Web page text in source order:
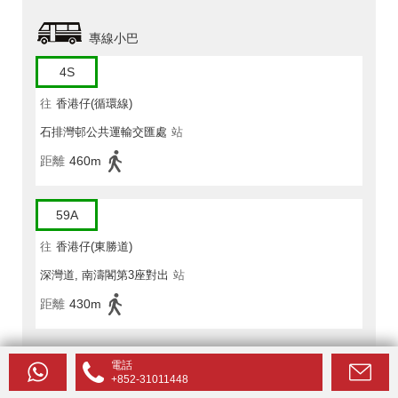
專線小巴
4S
往 香港仔(循環線)
石排灣邨公共運輸交匯處 站
距離 460m
59A
往 香港仔(東勝道)
深灣道, 南濤閣第3座對出 站
距離 430m
電話
+852-31011448